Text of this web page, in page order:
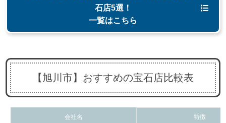
石店5選！
一覧はこちら
【旭川市】おすすめの宝石店比較表
会社名 特徴